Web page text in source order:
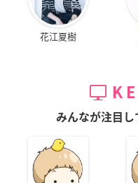
花江夏樹
みんなが注目し